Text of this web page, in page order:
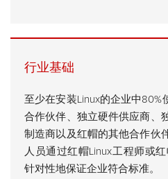
行业基础
至少在安装Linux的企业中80%
合作伙伴、独立硬件供应商、
制造商以及红帽的其他合作伙
人员通过红帽Linux工程师或
针对性地保证企业符合标准。